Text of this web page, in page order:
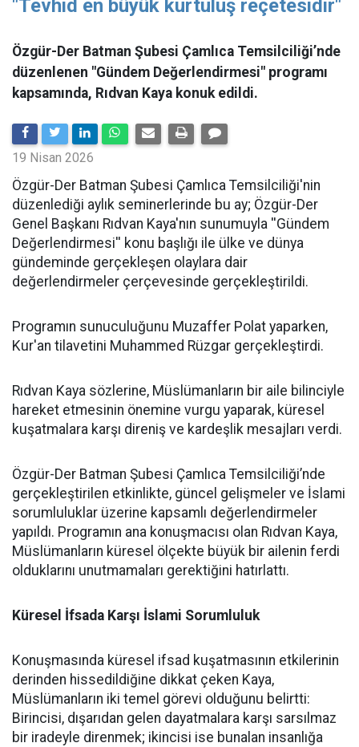
"Tevhid en büyük kurtuluş reçetesidir"
Özgür-Der Batman Şubesi Çamlıca Temsilciliği’nde
düzenlenen "Gündem Değerlendirmesi" programı
kapsamında, Rıdvan Kaya konuk edildi.
19 Nisan 2026
​Özgür-Der Batman Şubesi Çamlıca Temsilciliği'nin
düzenlediği aylık seminerlerinde bu ay; Özgür-Der
Genel Başkanı Rıdvan Kaya'nın sunumuyla ''Gündem
Değerlendirmesi'' konu başlığı ile ülke ve dünya
gündeminde gerçekleşen olaylara dair
değerlendirmeler çerçevesinde gerçekleştirildi.
Programın sunuculuğunu Muzaffer Polat yaparken,
Kur'an tilavetini Muhammed Rüzgar gerçekleştirdi.
Rıdvan Kaya sözlerine, Müslümanların bir aile bilinciyle
hareket etmesinin önemine vurgu yaparak, küresel
kuşatmalara karşı direniş ve kardeşlik mesajları verdi.
Özgür-Der Batman Şubesi Çamlıca Temsilciliği’nde
gerçekleştirilen etkinlikte, güncel gelişmeler ve İslami
sorumluluklar üzerine kapsamlı değerlendirmeler
yapıldı. Programın ana konuşmacısı olan Rıdvan Kaya,
Müslümanların küresel ölçekte büyük bir ailenin ferdi
olduklarını unutmamaları gerektiğini hatırlattı.
Küresel İfsada Karşı İslami Sorumluluk
Konuşmasında küresel ifsad kuşatmasının etkilerinin
derinden hissedildiğine dikkat çeken Kaya,
Müslümanların iki temel görevi olduğunu belirtti:
Birincisi, dışarıdan gelen dayatmalara karşı sarsılmaz
bir iradeyle direnmek; ikincisi ise bunalan insanlığa